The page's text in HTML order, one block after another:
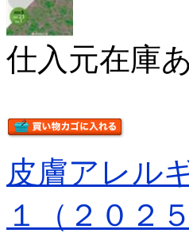
仕入元在庫
皮膚アレル
１（２０２